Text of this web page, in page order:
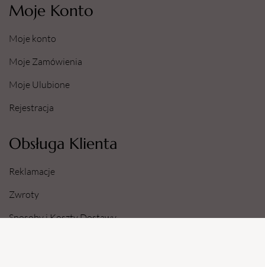
Moje Konto
Moje konto
Moje Zamówienia
Moje Ulubione
Rejestracja
Obsługa Klienta
Reklamacje
Zwroty
Sposoby i Koszty Dostawy